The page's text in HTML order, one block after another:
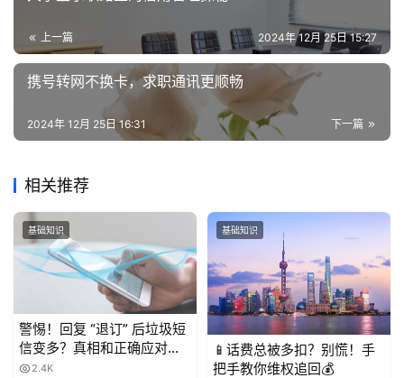
证
增
业
上一篇 2024年 12月 25日 15:27
携号转网不换卡，求职通讯更顺畅
下一篇
2024年 12月 25日 16:31
相关推荐
基础知识
警惕！回复 “退订” 后垃圾短
信变多？真相和正确应对方
法都在这
2.4K
基础知识
📱话费总被多扣？别慌！手
把手教你维权追回💰